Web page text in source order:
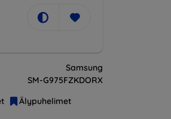
Samsung
SM-G975FZKDORX
Älypuhelimet